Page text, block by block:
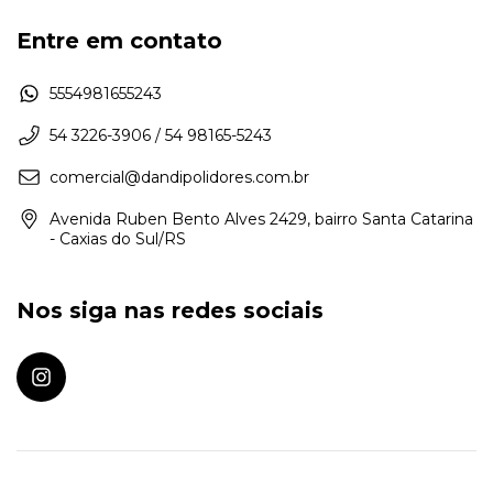
Entre em contato
5554981655243
54 3226-3906 / 54 98165-5243
comercial@dandipolidores.com.br
Avenida Ruben Bento Alves 2429, bairro Santa Catarina
- Caxias do Sul/RS
Nos siga nas redes sociais